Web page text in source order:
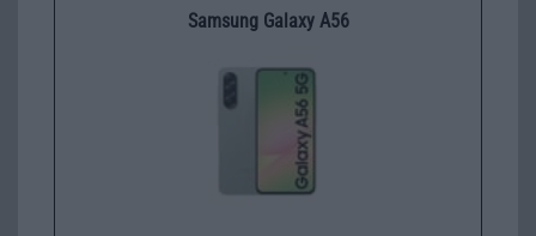
Samsung Galaxy A56